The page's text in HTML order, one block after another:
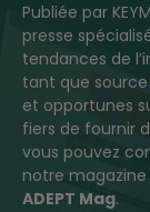
Publiée par
presse
tendances de
tant que
et opportunes
fiers de fournir
vous pouvez
notre
ADEPT Mag.